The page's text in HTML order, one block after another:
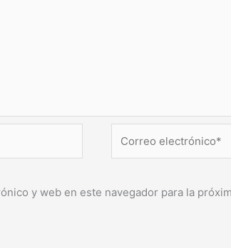
electrónico*
y web en este navegador para la